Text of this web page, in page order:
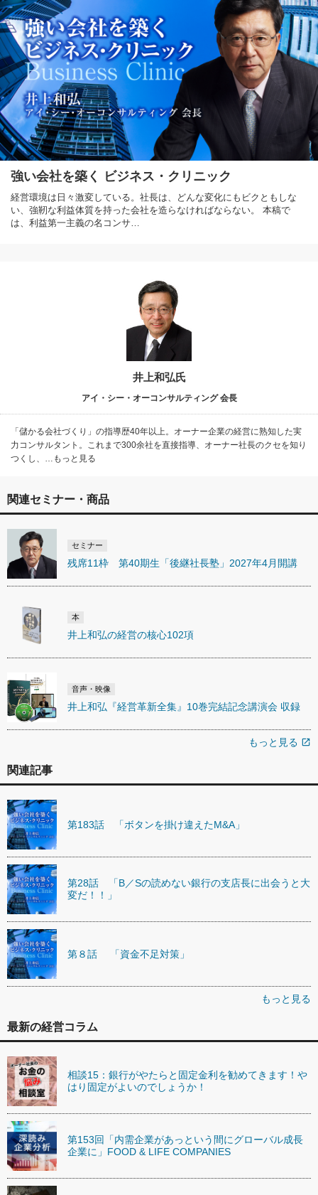
強い会社を築く ビジネス・クリニック
経営環境は日々激変している。社長は、どんな変化にもビクともしな
い、強靭な利益体質を持った会社を造らなければならない。 本稿で
は、利益第一主義の名コンサ…
井上和弘氏
アイ・シー・オーコンサルティング 会長
「儲かる会社づくり」の指導歴40年以上。オーナー企業の経営に熟知した実
力コンサルタント。これまで300余社を直接指導、オーナー社長のクセを知り
つくし、…もっと見る
関連セミナー・商品
セミナー
残席11枠 第40期生「後継社長塾」2027年4月開講
本
井上和弘の経営の核心102項
音声・映像
井上和弘『経営革新全集』10巻完結記念講演会 収録
もっと見る open_in_new
関連記事
第183話 「ボタンを掛け違えたM&A」
第28話 「B／Sの読めない銀行の支店長に出会うと大
変だ！！」
第８話 「資金不足対策」
もっと見る
最新の経営コラム
相談15：銀行がやたらと固定金利を勧めてきます！や
はり固定がよいのでしょうか！
第153回「内需企業があっという間にグローバル成長
企業に」FOOD & LIFE COMPANIES